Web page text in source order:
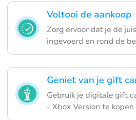
Voltooi de aankoop
Zorg ervoor dat je de
ingevoerd en rond de
Geniet van je gift
Gebruik je digitale gift
- Xbox Version te